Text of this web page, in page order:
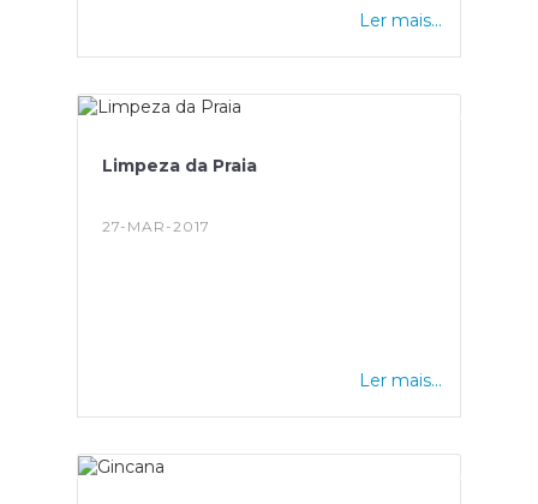
Ler mais...
Limpeza da Praia
27-MAR-2017
Ler mais...